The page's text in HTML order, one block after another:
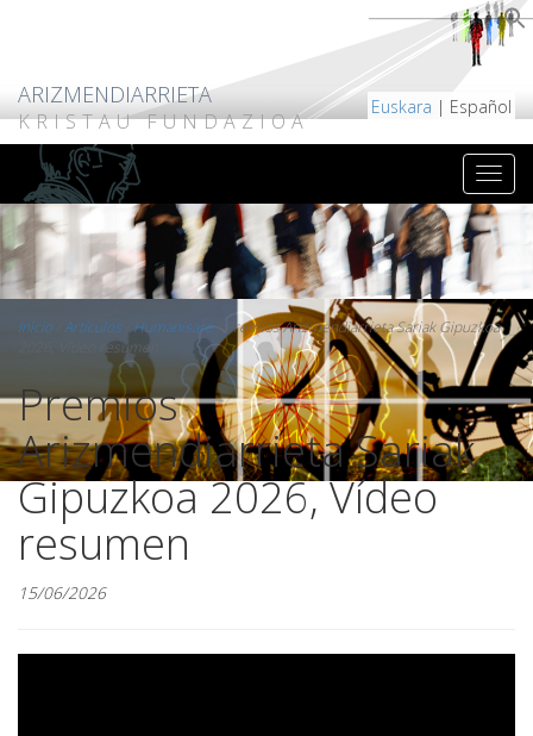
ARIZMENDIARRIETA
KRISTAU FUNDAZIOA
Euskara | Español
Inicio/ Artículos /Humanisare
Premios Arizmendiarrieta Sariak Gipuzkoa
2026, Vídeo resumen
Premios
Arizmendiarrieta Sariak
Gipuzkoa 2026, Vídeo
resumen
15/06/2026